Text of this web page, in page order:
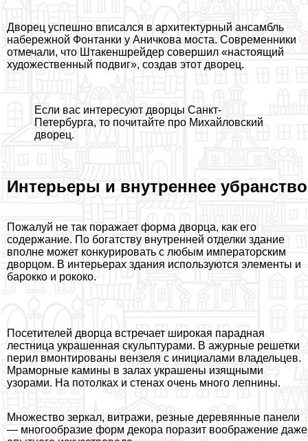
Дворец успешно вписался в архитектурный ансамбль
набережной Фонтанки у Аничкова моста. Современники
отмечали, что Штакеншрейдер совершил «настоящий
художественный подвиг», создав этот дворец.
Если вас интересуют дворцы Санкт-
Петербурга, то почитайте про Михайловский
дворец.
Интерьеры и внутреннее убранство
Пожалуй не так поражает форма дворца, как его
содержание. По богатству внутренней отделки здание
вполне может конкурировать с любым императорским
дворцом. В интерьерах здания используются элементы и
барокко и рококо.
Посетителей дворца встречает широкая парадная
лестница украшенная скульптурами. В ажурные решетки
перил вмонтированы вензеля с инициалами владельцев.
Мраморные камины в залах украшены изящными
узорами. На потолках и стенах очень много лепнины.
Множество зеркал, витражи, резные деревянные панели
— многообразие форм декора поразит воображение даже